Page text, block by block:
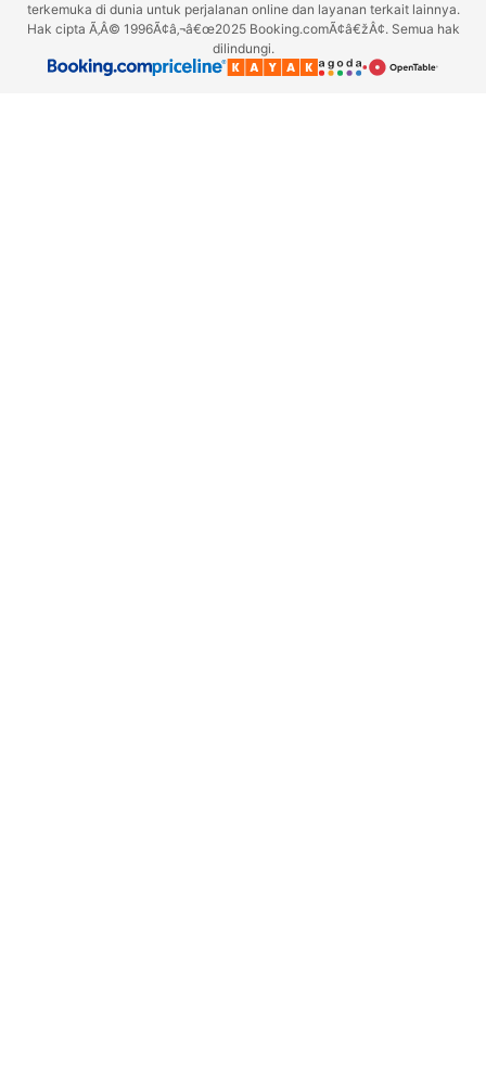
terkemuka di dunia untuk perjalanan online dan layanan terkait lainnya.
Hak cipta Ã‚Â© 1996Ã¢â‚¬â€œ2025 Booking.comÃ¢â€žÂ¢. Semua hak
dilindungi.